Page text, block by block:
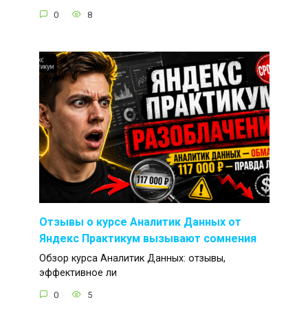
0 8
Отзывы о курсе Аналитик Данных от
Яндекс Практикум вызывают сомнения
Обзор курса Аналитик Данных: отзывы,
эффективное ли
0 5